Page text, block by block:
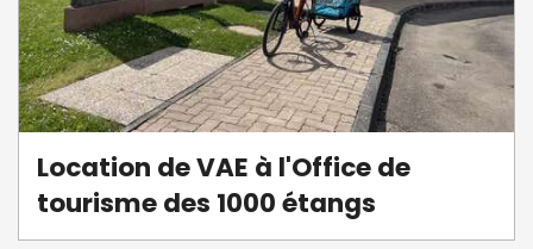
Location de VAE à l'Office de
tourisme des 1000 étangs